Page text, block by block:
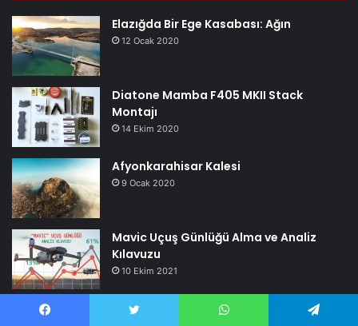
Elazığda Bir Ege Kasabası: Ağın
12 Ocak 2020
Diatone Mamba F405 MKII Stack
Montajı
14 Ekim 2020
Afyonkarahisar Kalesi
9 Ocak 2020
Mavic Uçuş Günlüğü Alma ve Analiz
Kılavuzu
10 Ekim 2021
DJI Osmo Action ,GoPro Hero 7 Black Ve